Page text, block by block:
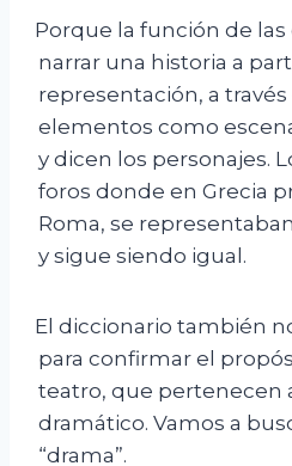
Porque la función de
narrar una historia a
representación, a
elementos como
y dicen los personajes.
foros donde en Grecia
Roma, se
y sigue siendo igual.
El diccionario también
para confirmar el
teatro, que pertenecen
dramático. Vamos a
“drama”.